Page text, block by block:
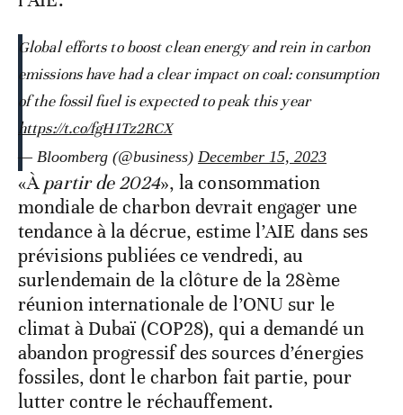
Global efforts to boost clean energy and rein in carbon
emissions have had a clear impact on coal: consumption
of the fossil fuel is expected to peak this year
https://t.co/fgH1Tz2RCX
— Bloomberg (@business) December 15, 2023
«Àpartir de 2024», la consommation
mondiale de charbon devrait engager une
tendance à la décrue, estime l’AIE dans ses
prévisions publiées ce vendredi, au
surlendemain de la clôture de la 28ème
réunion internationale de l’ONU sur le
climat à Dubaï (COP28), qui a demandé un
abandon progressif des sources d’énergies
fossiles, dont le charbon fait partie, pour
lutter contre le réchauffement.